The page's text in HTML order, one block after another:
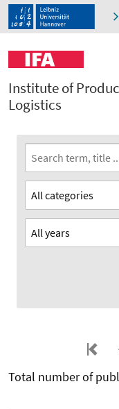
Institute of
Logistics
Total number of